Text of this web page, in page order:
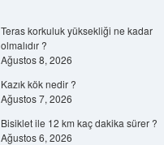
Teras korkuluk yüksekliği ne kadar
olmalıdır ?
Ağustos 8, 2026
Kazık kök nedir ?
Ağustos 7, 2026
Bisiklet ile 12 km kaç dakika sürer ?
Ağustos 6, 2026